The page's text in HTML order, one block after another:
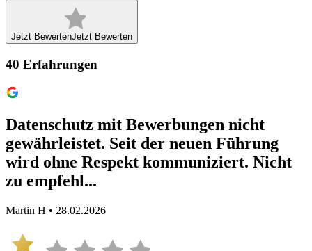
Jetzt BewertenJetzt Bewerten
40 Erfahrungen
Datenschutz mit Bewerbungen nicht
gewährleistet. Seit der neuen Führung
wird ohne Respekt kommuniziert. Nicht
zu empfehl...
Martin H • 28.02.2026